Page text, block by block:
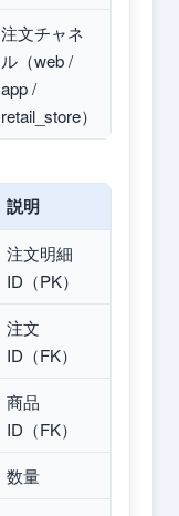
注文チャネ
ル（web /
app /
retail_store）
説明
注文明細
ID（PK）
注文
ID（FK）
商品
ID（FK）
数量